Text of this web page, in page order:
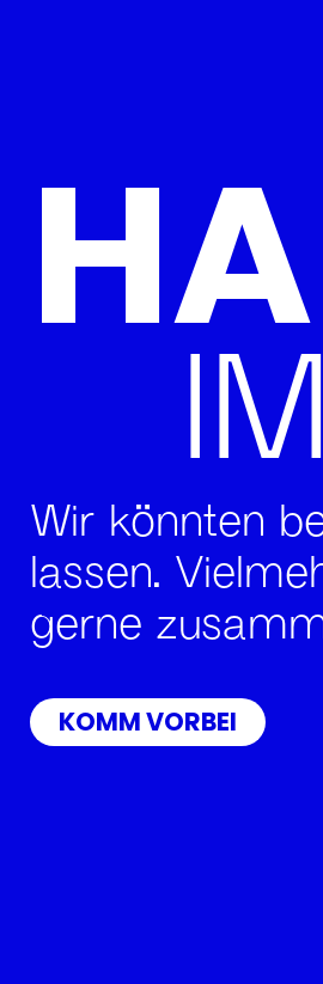
Wir könnten
lassen.
gerne
KOMM VORBEI